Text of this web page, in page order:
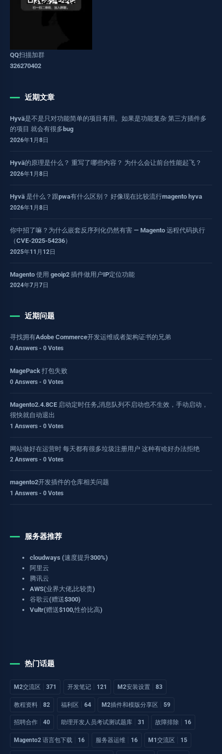
QQ扫描加群
326270402
近期文章
Hyvä是不是只对功能简单的项目有用。如果是功能复杂 第三方插件多
的项目 就会有很多bug
2026年1月8日
Hyvä的原理是什么？ 重写了哪些内容？ 为什么会让前台性能起飞？
2026年1月8日
Hyvä 是什么？跟pwa有什么区别？ 好像现在比较流行magento hyva
2026年1月8日
你中招了嘛？为什么嵌套反序列化仍然有害 — Magento 远程代码执行
（CVE-2025-54236）
2025年11月12日
Magento 使用 geoip2 插件做用户IP定位功能
2024年7月7日
近期问题
寻找拥有Adobe Commerce开发运维或者架构证书的兄弟
0 Answers - 0 Votes
MagePack 打包失败
0 Answers - 0 Votes
Magento2.4.8CE 启动定时任务,消息队列不启动也不生效，手动启动，
很快就自动退出
1 Answers - 0 Votes
网站做好在运营时 每天都有很多垃圾注册用户 这种有啥好办法拒绝
2 Answers - 0 Votes
magento2开发插件的仓库相关问题
1 Answers - 0 Votes
服务器推荐
cloudways (速度提升300%)
阿里云
腾讯云
AWS(业界大佬,比较贵)
谷歌云(赠送$300)
Vultr(赠送$100,性价比高)
热门话题
M2交流区 371 开发笔记 121 M2安装设置 83
教程资料 82 福利区 64 M2插件和模版分享区 59
招聘合作 40 助理开发人员考试测试题库 31 故障排除 16
Magento2 语言包下载 16 服务器运维 16 M1交流区 15